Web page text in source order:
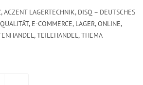
,ACZENT LAGERTECHNIK, DISQ – DEUTSCHES
, E-COMMERCE, LAGER,ONLINE,
,TEILEHANDEL,THEMA